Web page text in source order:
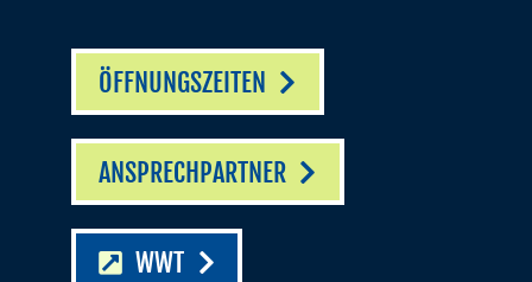
ÖFFNUNGSZEITEN
ANSPRECHPARTNER
WWT